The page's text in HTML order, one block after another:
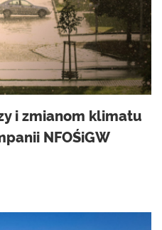
i zmianom klimatu
NFOŚiGW